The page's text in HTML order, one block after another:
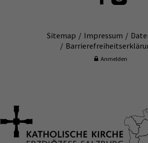
Sitemap Impressum
Anmelden